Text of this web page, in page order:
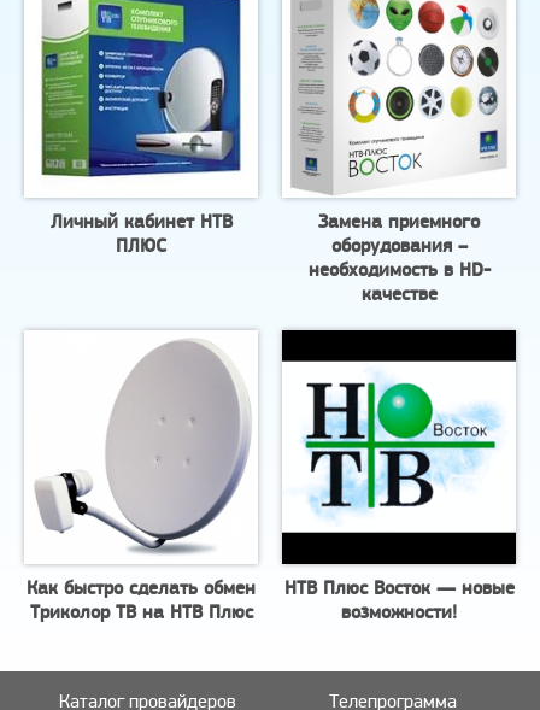
Личный кабинет НТВ
ПЛЮС
Замена приемного
оборудования –
необходимость в HD-
качестве
Как быстро сделать обмен
Триколор ТВ на НТВ Плюс
НТВ Плюс Восток — новые
возможности!
Каталог провайдеров Телепрограмма